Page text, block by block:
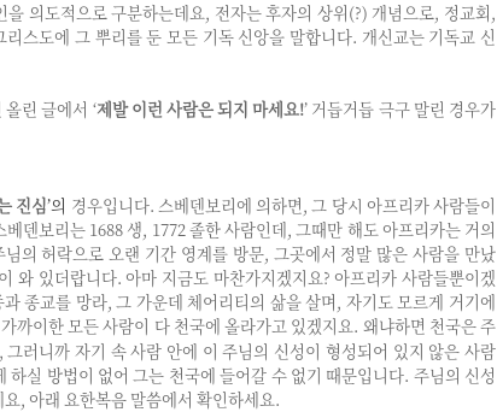
의도적으로 구분하는데요, 전자는 후자의 상위(?) 개념으로, 정교회,
스도에 그 뿌리를 둔 모든 기독 신앙을 말합니다. 개신교는 기독교 신
린 글에서 ‘제발 이런 사람은 되지 마세요!’ 거듭거듭 극구 말린 경우가
진심’의 경우입니다. 스베덴보리에 의하면, 그 당시 아프리카 사람들이
덴보리는 1688 생, 1772 졸한 사람인데, 그때만 해도 아프리카는 거의
의 허락으로 오랜 기간 영계를 방문, 그곳에서 정말 많은 사람을 만났
와 있더랍니다. 아마 지금도 마찬가지겠지요? 아프리카 사람들뿐이겠
종교를 망라, 그 가운데 체어리티의 삶을 살며, 자기도 모르게 거기에
까이한 모든 사람이 다 천국에 올라가고 있겠지요. 왜냐하면 천국은 주
러니까 자기 속 사람 안에 이 주님의 신성이 형성되어 있지 않은 사람
하실 방법이 없어 그는 천국에 들어갈 수 없기 때문입니다. 주님의 신성
, 아래 요한복음 말씀에서 확인하세요.